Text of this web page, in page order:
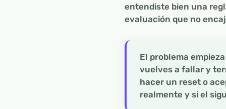
entendiste bien una
evaluación que no
El problema
vuelves a fallar y
hacer un reset o
realmente y si el